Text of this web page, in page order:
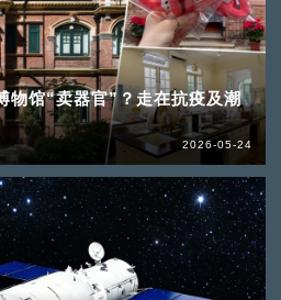
物馆“卖器官”？走在抗疫及潮
2026-05-24